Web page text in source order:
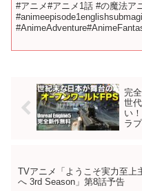
#アニメ​​#アニメ1話 ​#の魔法ア
完
世
い
ラ
TVアニメ「ようこそ実力至上
へ 3rd Season」第8話予告